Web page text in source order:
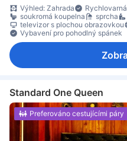
Výhled: Zahrada
soukromá koupelna
sprcha
televizor s plochou obrazovkou
Vybavení pro pohodlný spánek
Standard One Queen
Preferováno cestujícími páry